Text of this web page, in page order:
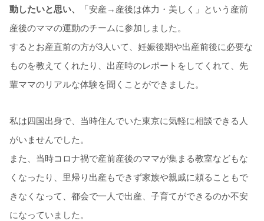
動したいと思い、
「安産→産後は体力・美しく 」
という産前
産後のママの運動のチームに参加しました。
するとお産直前の方が3人いて、妊娠後期や出産前後に必要な
ものを教えてくれたり、出産時のレポートをしてくれて、先
輩ママのリアルな体験を聞くことができました。
私は四国出身で、当時住んでいた東京に気軽に相談できる人
がいませんでした。
また、当時コロナ禍で産前産後のママが集まる教室などもな
くなったり、里帰り出産もできず家族や親戚に頼ることもで
きなくなって、都会で一人で出産、子育てができるのか不安
になっていました。